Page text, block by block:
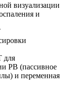
визуализации
и
для
PB (пассивное
и переменная